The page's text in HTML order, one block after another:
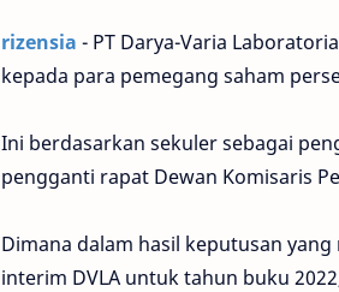
rizensia - PT Darya-Varia
kepada para pemegang saham
Ini berdasarkan sekuler sebagai
pengganti rapat Dewan Komisaris
Dimana dalam hasil keputusan
interim DVLA untuk tahun buku